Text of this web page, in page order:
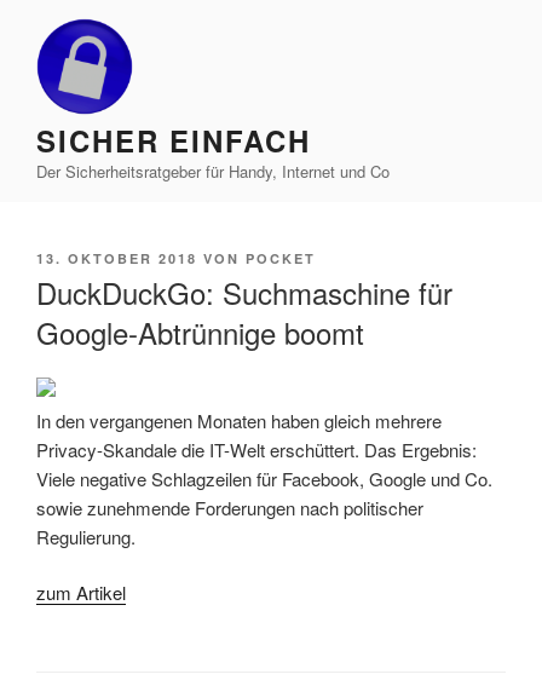
springen
SICHER EINFACH
Der Sicherheitsratgeber für Handy, Internet und Co
VERÖFFENTLICHT
13. OKTOBER 2018 VON POCKET
DuckDuckGo: Suchmaschine für
Google-Abtrünnige boomt
In den vergangenen Monaten haben gleich mehrere
Privacy-Skandale die IT-Welt erschüttert. Das Ergebnis:
Viele negative Schlagzeilen für Facebook, Google und Co.
sowie zunehmende Forderungen nach politischer
Regulierung.
zum Artikel